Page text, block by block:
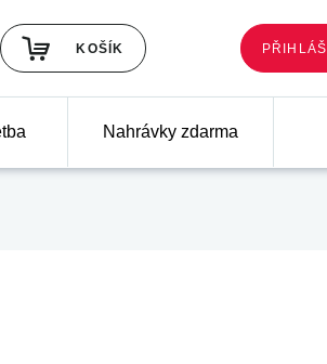
KOŠÍK
Nahrávky zdarma